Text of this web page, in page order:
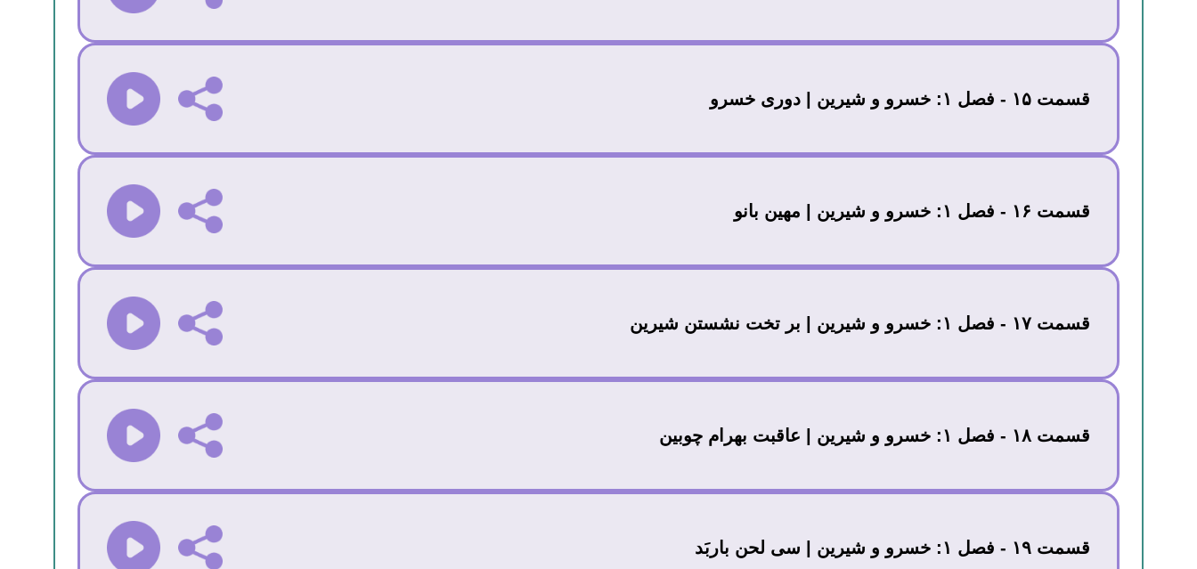
قسمت ۱۵ - فصل ۱: خسرو و شیرین | دوری خسرو
قسمت ۱۶ - فصل ۱: خسرو و شیرین | مهین بانو
قسمت ۱۷ - فصل ۱: خسرو و شیرین | بر تخت نشستن شیرین
قسمت ۱۸ - فصل ۱: خسرو و شیرین | عاقبت بهرام چوبین
قسمت ۱۹ - فصل ۱: خسرو و شیرین | سی لحن باربَد